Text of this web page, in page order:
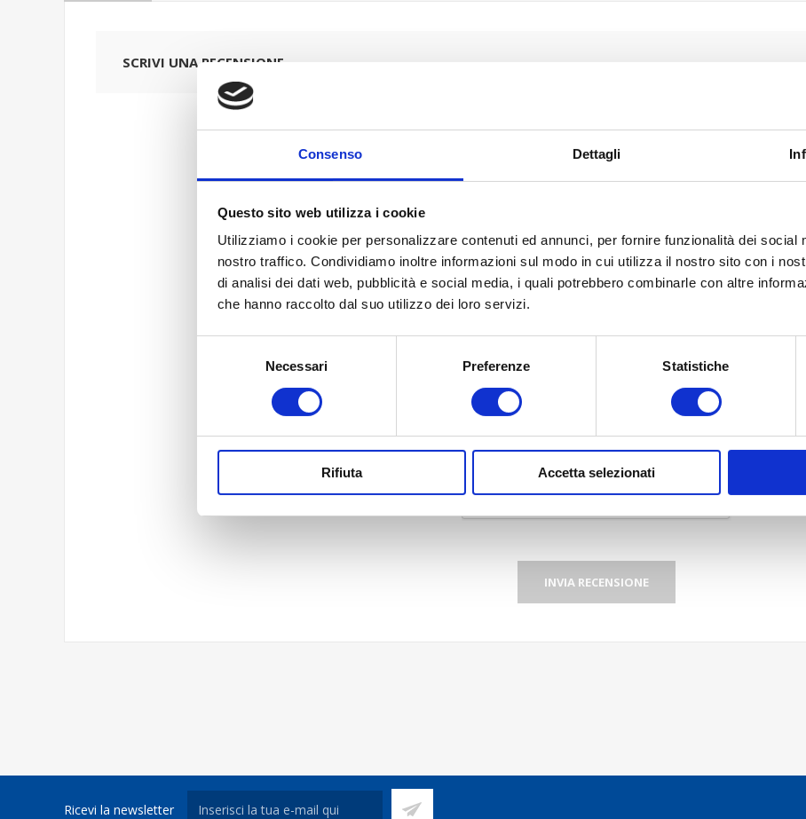
Consenso Dettagli
Questo sito web utilizza i cookie
Utilizziamo i cookie per personalizzare contenuti ed annunci, per fornire funzionalità dei social
nostro traffico. Condividiamo inoltre informazioni sul modo in cui utilizza il nostro sito con i
di analisi dei dati web, pubblicità e social media, i quali potrebbero combinarle con altre
che hanno raccolto dal suo utilizzo dei loro servizi.
Necessari Preferenze Statistiche
Rifiuta Accetta selezionati
SCRIVI UNA RECENSIONE
Titolo della recensione:
Testo della recensione:
INVIA RECENSIONE
Ricevi la newsletter